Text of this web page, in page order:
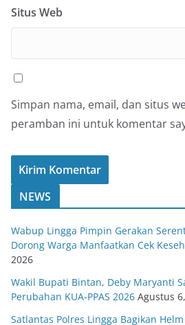
Situs Web
Simpan nama, email, dan situs
peramban ini untuk komentar
NEWS
Wabup Lingga Pimpin Gerakan
Dorong Warga Manfaatkan Cek
2026
Wakil Bupati Bintan, Deby Maryanti
Perubahan KUA-PPAS 2026 Agustus
Satlantas Polres Lingga Bagikan